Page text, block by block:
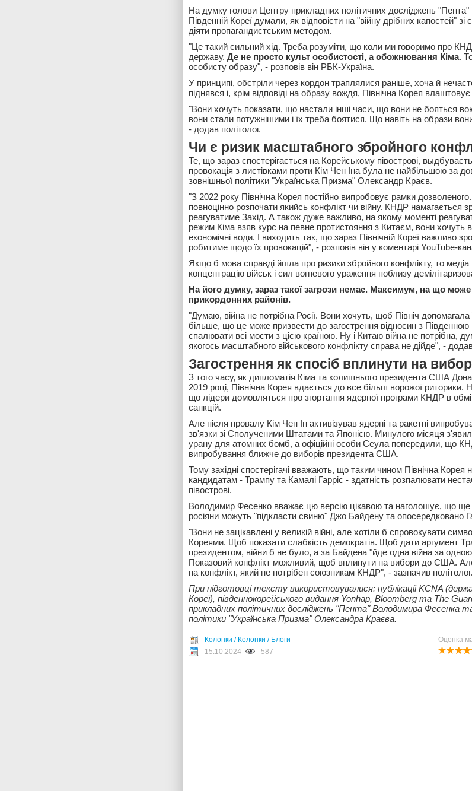
На думку голови Центру прикладних політичних досліджень
Південній Кореї думали, як відповісти на "війну дрібних капостей" зі
діяти пропагандистським методом.
"Це такий сильний хід. Треба розуміти, що коли ми говоримо про
державу. Де не просто культ особистості, а обожнювання Кіма.
особисту образу", - розповів він РБК-Україна.
У принципі, обстріли через кордон траплялися раніше, хоча й
піднявся і, крім відповіді на образу вождя, Північна Корея
"Вони хочуть показати, що настали інші часи, що вони не бояться
вони стали потужнішими і їх треба боятися. Що навіть на образи
- додав політолог.
Чи є ризик масштабного збройного
Те, що зараз спостерігається на Корейському півострові,
провокація з листівками проти Кім Чен Іна була не найбільшою за
зовнішньої політики "Українська Призма" Олександр Краєв.
"З 2022 року Північна Корея постійно випробовує рамки
повноцінно розпочати якийсь конфлікт чи війну. КНДР намагається
реагуватиме Захід. А також дуже важливо, на якому моменті
режим Кіма взяв курс на певне протистояння з Китаєм, вони хочуть
економічні води. І виходить так, що зараз Північній Кореї важливо
робитиме щодо їх провокацій", - розповів він у коментарі YouTube-
Якщо б мова справді йшла про ризики збройного конфлікту, то
концентрацію військ і сил вогневого ураження поблизу
На його думку, зараз такої загрози немає. Максимум, на що
прикордонних районів.
"Думаю, війна не потрібна Росії. Вони хочуть, щоб Північ
більше, що це може призвести до загострення відносин з
спалювати всі мости з цією країною. Ну і Китаю війна не потрібна,
якогось масштабного військового конфлікту справа не дійде", -
Загострення як спосіб вплинути на
З того часу, як дипломатія Кіма та колишнього президента США
2019 році, Північна Корея вдається до все більш ворожої риторики.
що лідери домовляться про згортання ядерної програми КНДР в
санкцій.
Але після провалу Кім Чен Ін активізував ядерні та ракетні
зв'язки зі Сполученими Штатами та Японією. Минулого місяця
урану для атомних бомб, а офіційні особи Сеула попередили, що
випробування ближче до виборів президента США.
Тому західні спостерігачі вважають, що таким чином Північна Корея
кандидатам - Трампу та Камалі Гарріс - здатність розпалювати
півострові.
Володимир Фесенко вважає цю версію цікавою та наголошує, що
росіяни можуть "підкласти свиню" Джо Байдену та опосередковано
"Вони не зацікавлені у великій війні, але хотіли б спровокувати
Кореями. Щоб показати слабкість демократів. Щоб дати аргумент
президентом, війни б не було, а за Байдена "йде одна війна за
Показовий конфлікт можливий, щоб вплинути на вибори до США.
на конфлікт, який не потрібен союзникам КНДР", - зазначив політолог.
При підготовці тексту використовувалися: публікації KCNA
Кореї), південнокорейського видання Yonhap, Bloomberg та The
прикладних політичних досліджень "Пента" Володимира Фесенка
політики "Українська Призма" Олександра Краєва.
Оценка
Колонки / Колонки / Блоги
15.10.2024
587